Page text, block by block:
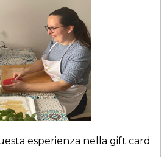
esperienza nella gift card